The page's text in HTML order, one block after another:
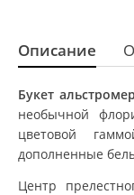
Описание
Букет
необычной
цветовой
дополненные
Центр